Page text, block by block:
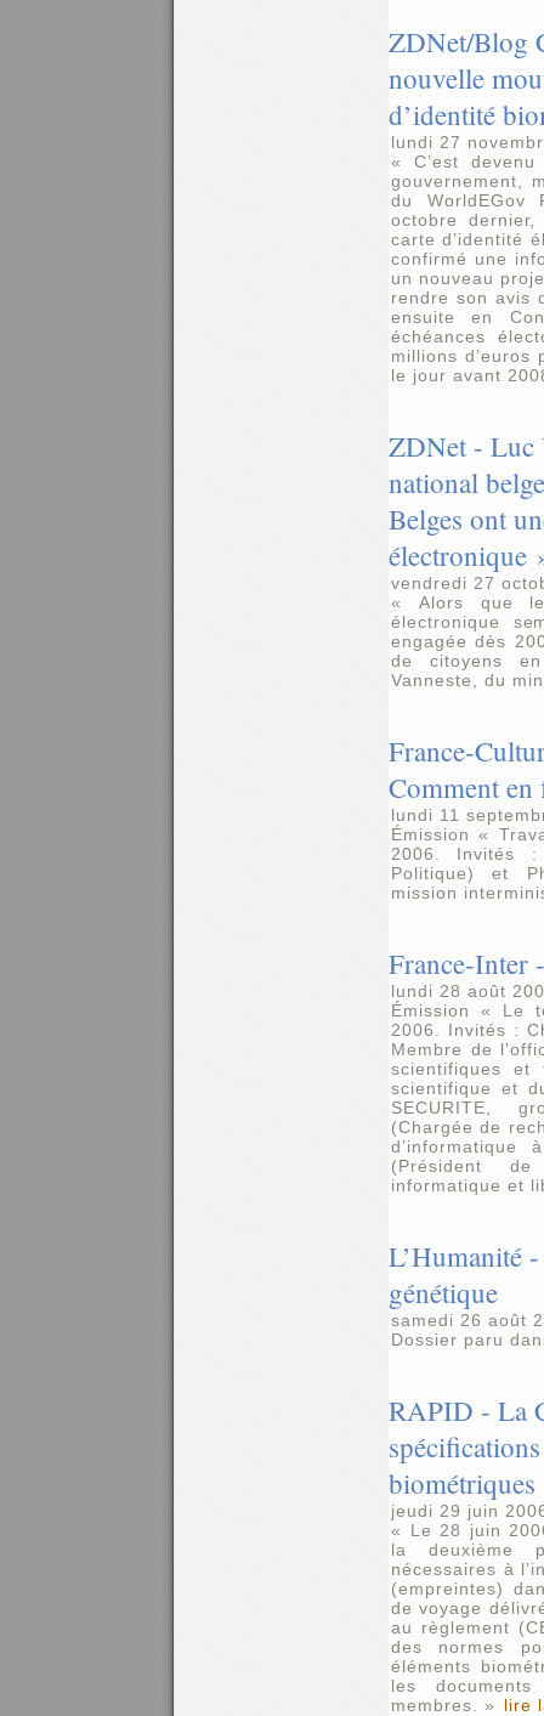
ZDNet/Blog
nouvelle
d’identité
lundi 27
« C’est
gouvernement,
du
octobre
carte d’identité
confirmé une
un nouveau
rendre son avis
ensuite en
échéances
millions
le jour avant
ZDNet - Luc
national
Belges ont
électronique
vendredi 27
« Alors que le
électronique
engagée dès
de citoyens
Vanneste, du
France-
Comment en
lundi 11
Émission «
2006. Invités :
Politique) et
mission
France-Inter
lundi 28 août
Émission « Le
2006. Invités :
Membre de
scientifiques et
scientifique et
SECURITE,
(Chargée de
(Président
informatique et
L’Humanité
génétique
samedi 26 août
Dossier paru
RAPID - La
biométriques
jeudi 29 juin
« Le 28 juin
la deuxième
nécessaires à
(empreintes)
de voyage
au règlement
des normes
éléments
les
membres. »
lire